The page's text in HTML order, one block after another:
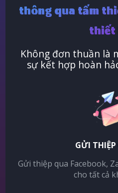
thông qua tấm
thiết
Không đơn thuần là
sự kết hợp hoàn
GỬI
Gửi thiệp qua Facebook,
cho tất cả